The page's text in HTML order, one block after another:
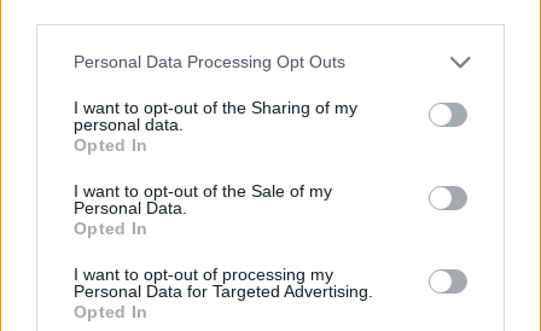
Please note that this website/app uses one or more Google
not limited to your visit or usage behaviour. You may click to
grant or deny consent to Google and its third-party tags to
use your data for below specified purposes in below Google
consent section.
Personal Data Processing Opt Outs
I want to opt-out of the Sharing of my
personal data.
Opted In
I want to opt-out of the Sale of my
Personal Data.
Opted In
I want to opt-out of processing my
Personal Data for Targeted Advertising.
Opted In
9-től jön a sprintfutam a motorversenyzés
Video
Player
is
This
modal
The media could not be loaded, either because
the server or network failed or because the format